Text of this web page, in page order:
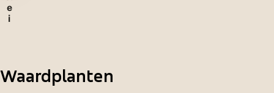
e
i
Waardplanten